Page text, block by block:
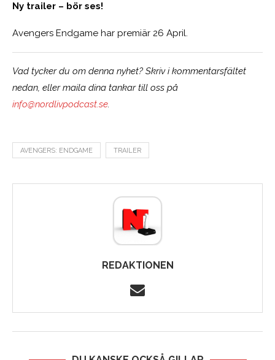
Ny trailer – bör ses!
Avengers Endgame har premiär 26 April.
Vad tycker du om denna nyhet? Skriv i kommentarsfältet
nedan, eller maila dina tankar till oss på
info@nordlivpodcast.se.
AVENGERS: ENDGAME TRAILER
REDAKTIONEN